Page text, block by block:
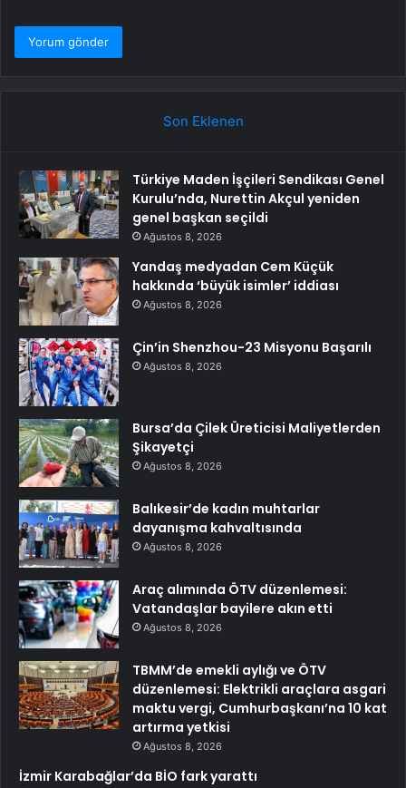
Son Eklenen
Türkiye Maden İşçileri Sendikası Genel
Kurulu’nda, Nurettin Akçul yeniden
genel başkan seçildi
Ağustos 8, 2026
Yandaş medyadan Cem Küçük
hakkında ‘büyük isimler’ iddiası
Ağustos 8, 2026
Çin’in Shenzhou-23 Misyonu Başarılı
Ağustos 8, 2026
Bursa’da Çilek Üreticisi Maliyetlerden
Şikayetçi
Ağustos 8, 2026
Balıkesir’de kadın muhtarlar
dayanışma kahvaltısında
Ağustos 8, 2026
Araç alımında ÖTV düzenlemesi:
Vatandaşlar bayilere akın etti
Ağustos 8, 2026
TBMM’de emekli aylığı ve ÖTV
düzenlemesi: Elektrikli araçlara asgari
maktu vergi, Cumhurbaşkanı’na 10 kat
artırma yetkisi
Ağustos 8, 2026
İzmir Karabağlar’da BİO fark yarattı